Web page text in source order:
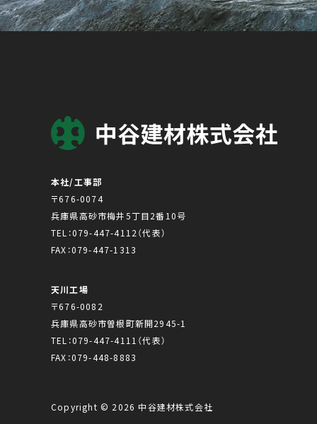
本社/工事部
〒676-0074
兵庫県高砂市梅井5丁目2番10号
TEL：079-447-4112 （代表）
FAX：079-447-1313
天川工場
〒676-0082
兵庫県高砂市曽根町新開2945-1
TEL：079-447-4111 （代表）
FAX：079-448-8883
Copyright © 2026 中谷建材株式会社